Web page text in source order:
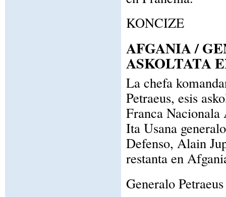
KONCIZE
AFGANIA /
ASKOLTATA
La chefa
Petraeus, esis
Franca
Ita Usana
Defenso, Alain
restanta en
Generalo Petraeus